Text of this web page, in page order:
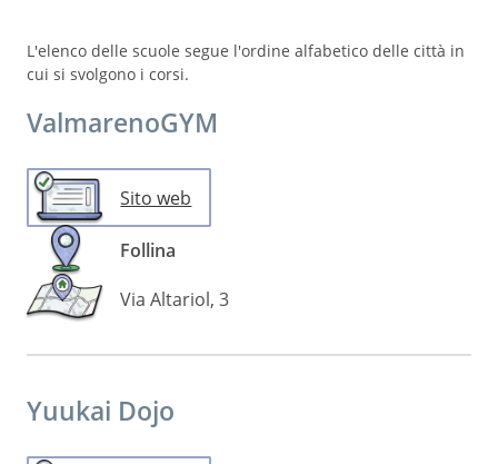
L'elenco delle scuole segue l'ordine alfabetico delle città in
cui si svolgono i corsi.
ValmarenoGYM
Sito web
Follina
Via Altariol, 3
Yuukai Dojo